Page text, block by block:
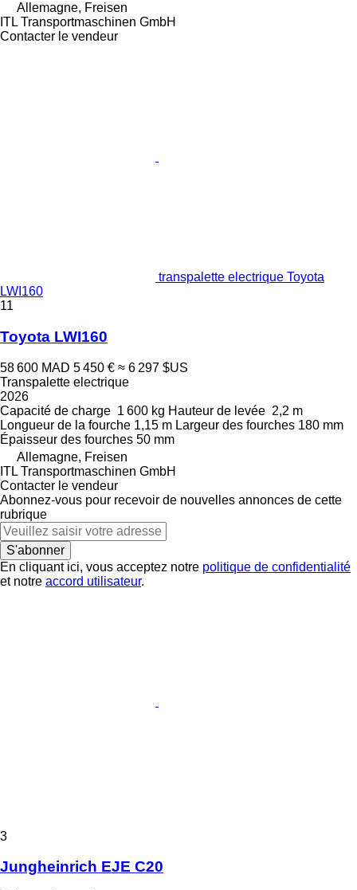
Allemagne, Freisen
ITL Transportmaschinen GmbH
Contacter le vendeur
transpalette electrique Toyota
LWI160
11
Toyota LWI160
58 600 MAD 5 450 € ≈ 6 297 $US
Transpalette electrique
2026
Capacité de charge 1 600 kg Hauteur de levée 2,2 m
Longueur de la fourche 1,15 m Largeur des fourches 180 mm
Épaisseur des fourches 50 mm
Allemagne, Freisen
ITL Transportmaschinen GmbH
Contacter le vendeur
Abonnez-vous pour recevoir de nouvelles annonces de cette
rubrique
S'abonner
En cliquant ici, vous acceptez notre politique de confidentialité
et notre accord utilisateur.
3
Jungheinrich EJE C20